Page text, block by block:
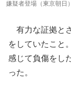
嫌疑者登場（東京朝日）
有力な証拠と
をしていたこと
感じて負傷をし
った。